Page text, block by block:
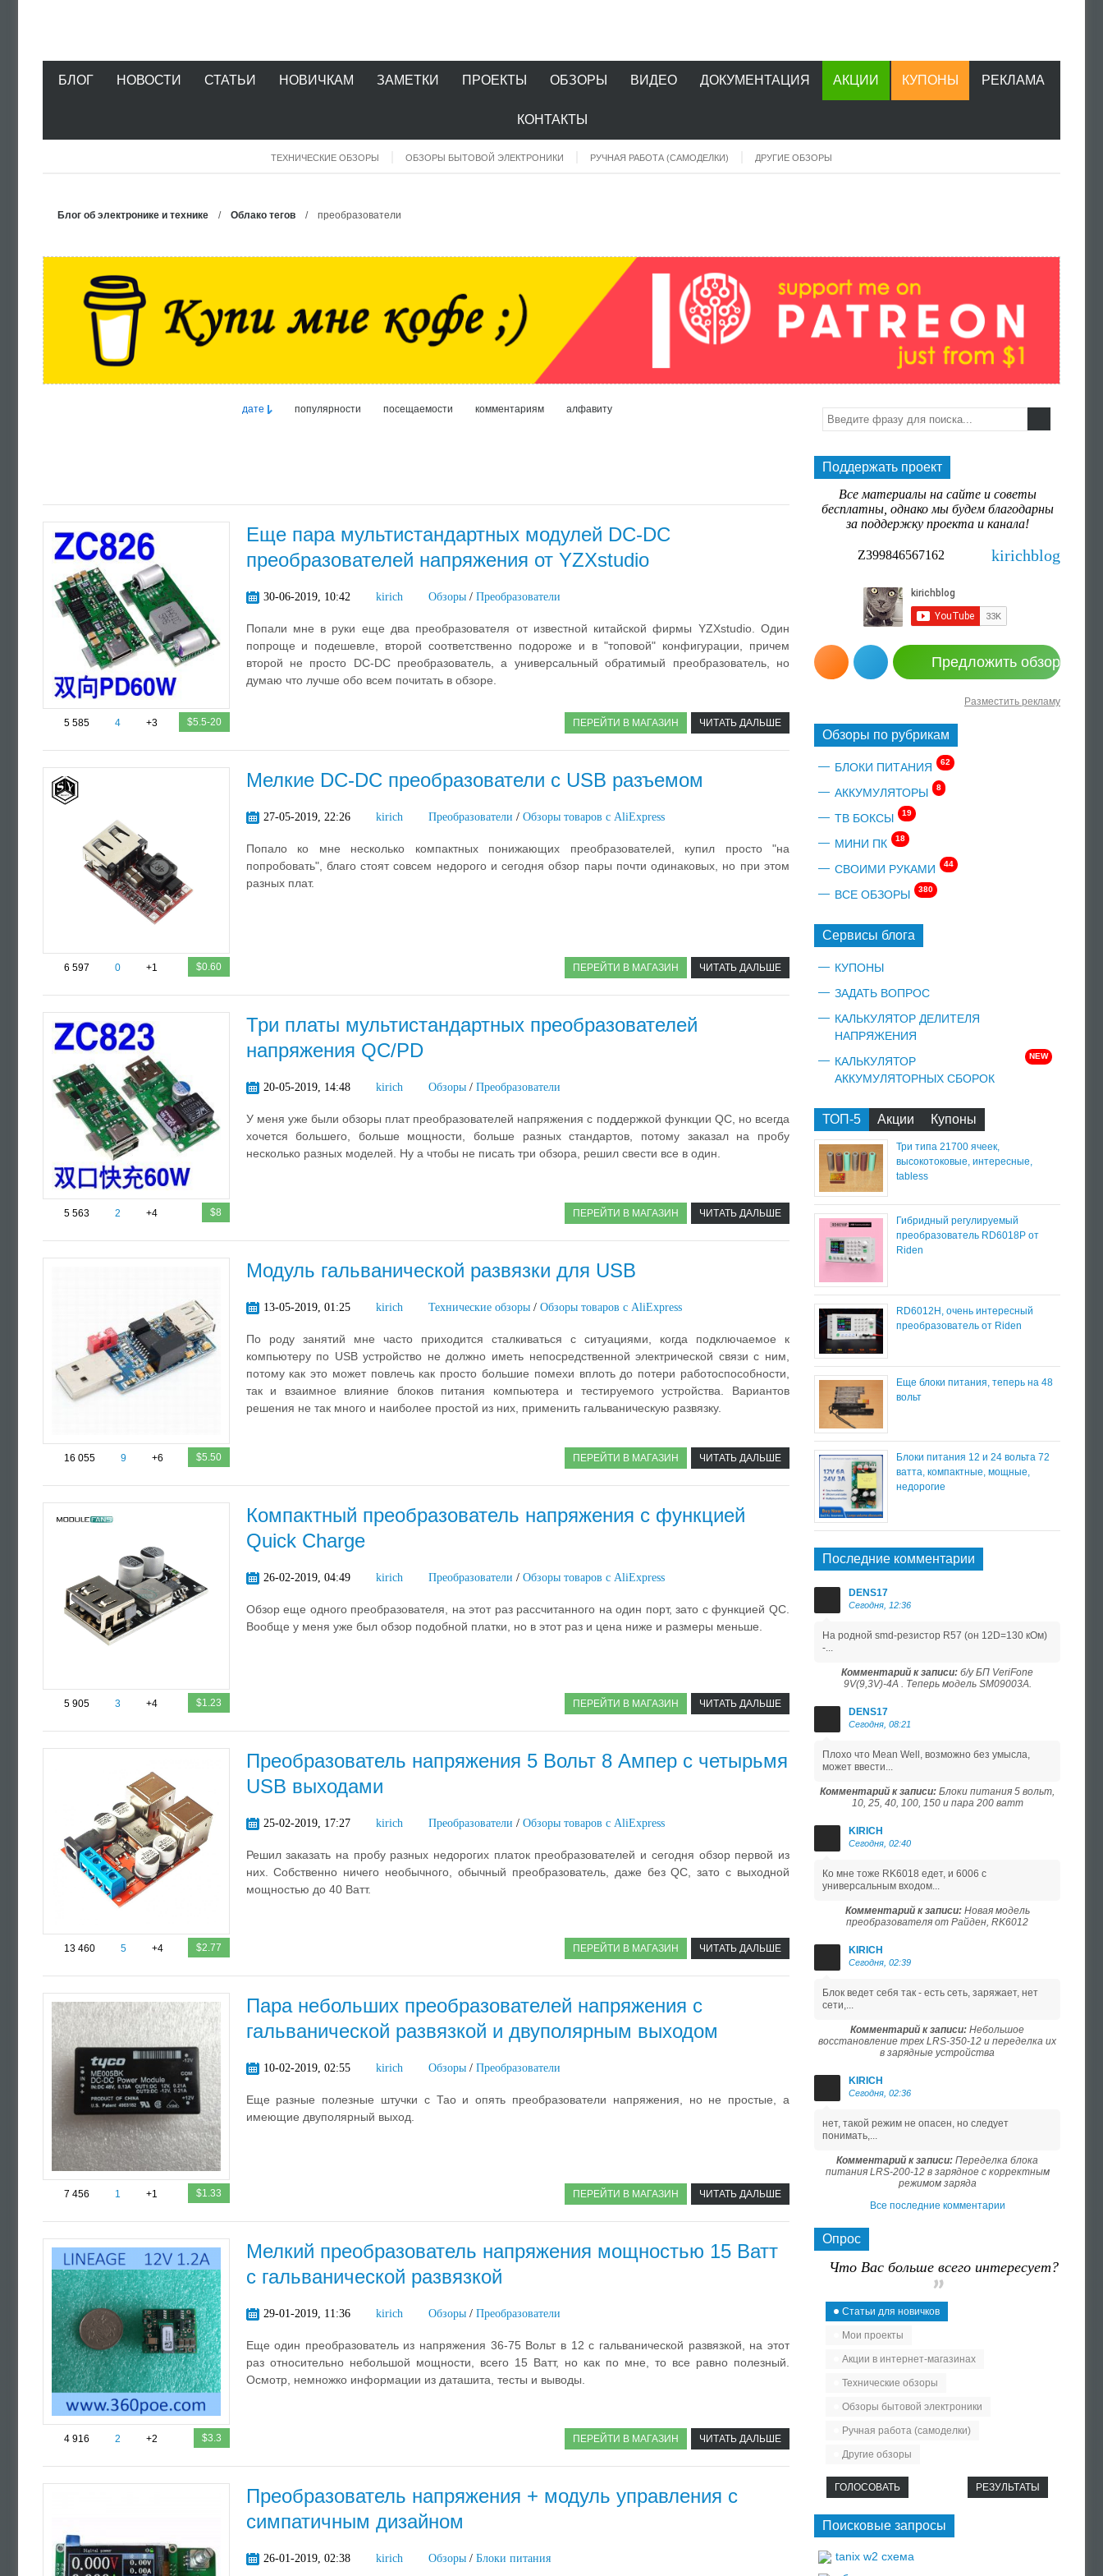
БЛОГ НОВОСТИ СТАТЬИ НОВИЧКАМ ЗАМЕТКИ ПРОЕКТЫ ОБЗОРЫ ВИДЕО ДОКУМЕНТАЦИЯ АКЦИИ КУПОНЫ РЕКЛАМА
КОНТАКТЫ
ТЕХНИЧЕСКИЕ ОБЗОРЫ ОБЗОРЫ БЫТОВОЙ ЭЛЕКТРОНИКИ РУЧНАЯ РАБОТА (САМОДЕЛКИ) ДРУГИЕ ОБЗОРЫ
Блог об электронике и технике / Облако тегов / преобразователи
дате популярности посещаемости комментариям алфавиту
5 585 4 +3 $5.5-20
Еще пара мультистандартных модулей DC-DC
преобразователей напряжения от YZXstudio
30-06-2019, 10:42 kirich Обзоры/ Преобразователи
Попали мне в руки еще два преобразователя от известной китайской фирмы YZXstudio. Один
попроще и подешевле, второй соответственно подороже и в "топовой" конфигурации, причем
второй не просто DC-DC преобразователь, а универсальный обратимый преобразователь, но
думаю что лучше обо всем почитать в обзоре.
ПЕРЕЙТИ В МАГАЗИН ЧИТАТЬ ДАЛЬШЕ
6 597 0 +1 $0.60
Мелкие DC-DC преобразователи с USB разъемом
27-05-2019, 22:26 kirich Преобразователи / Обзоры товаров с AliExpress
Попало ко мне несколько компактных понижающих преобразователей, купил просто "на
попробовать", благо стоят совсем недорого и сегодня обзор пары почти одинаковых, но при этом
разных плат.
ПЕРЕЙТИ В МАГАЗИН ЧИТАТЬ ДАЛЬШЕ
5 563 2 +4 $8
Три платы мультистандартных преобразователей
напряжения QC/PD
20-05-2019, 14:48 kirich Обзоры/ Преобразователи
У меня уже были обзоры плат преобразователей напряжения с поддержкой функции QC, но всегда
хочется большего, больше мощности, больше разных стандартов, потому заказал на пробу
несколько разных моделей. Ну а чтобы не писать три обзора, решил свести все в один.
ПЕРЕЙТИ В МАГАЗИН ЧИТАТЬ ДАЛЬШЕ
16 055 9 +6 $5.50
Модуль гальванической развязки для USB
13-05-2019, 01:25 kirich Технические обзоры/ Обзоры товаров с AliExpress
По роду занятий мне часто приходится сталкиваться с ситуациями, когда подключаемое к
компьютеру по USB устройство не должно иметь непосредственной электрической связи с ним,
потому как это может повлечь как просто большие помехи вплоть до потери работоспособности,
так и взаимное влияние блоков питания компьютера и тестируемого устройства. Вариантов
решения не так много и наиболее простой из них, применить гальваническую развязку.
ПЕРЕЙТИ В МАГАЗИН ЧИТАТЬ ДАЛЬШЕ
5 905 3 +4 $1.23
Компактный преобразователь напряжения с функцией
Quick Charge
26-02-2019, 04:49 kirich Преобразователи / Обзоры товаров с AliExpress
Обзор еще одного преобразователя, на этот раз рассчитанного на один порт, зато с функцией QC.
Вообще у меня уже был обзор подобной платки, но в этот раз и цена ниже и размеры меньше.
ПЕРЕЙТИ В МАГАЗИН ЧИТАТЬ ДАЛЬШЕ
13 460 5 +4 $2.77
Преобразователь напряжения 5 Вольт 8 Ампер с четырьмя
USB выходами
25-02-2019, 17:27 kirich Преобразователи / Обзоры товаров с AliExpress
Решил заказать на пробу разных недорогих платок преобразователей и сегодня обзор первой из
них. Собственно ничего необычного, обычный преобразователь, даже без QC, зато с выходной
мощностью до 40 Ватт.
ПЕРЕЙТИ В МАГАЗИН ЧИТАТЬ ДАЛЬШЕ
7 456 1 +1 $1.33
Пара небольших преобразователей напряжения с
гальванической развязкой и двуполярным выходом
10-02-2019, 02:55 kirich Обзоры/ Преобразователи
Еще разные полезные штучки с Тао и опять преобразователи напряжения, но не простые, а
имеющие двуполярный выход.
ПЕРЕЙТИ В МАГАЗИН ЧИТАТЬ ДАЛЬШЕ
4 916 2 +2 $3.3
Мелкий преобразователь напряжения мощностью 15 Ватт
с гальванической развязкой
29-01-2019, 11:36 kirich Обзоры/ Преобразователи
Еще один преобразователь из напряжения 36-75 Вольт в 12 с гальванической развязкой, на этот
раз относительно небольшой мощности, всего 15 Ватт, но как по мне, то все равно полезный.
Осмотр, немножко информации из даташита, тесты и выводы.
ПЕРЕЙТИ В МАГАЗИН ЧИТАТЬ ДАЛЬШЕ
Преобразователь напряжения + модуль управления с
симпатичным дизайном
26-01-2019, 02:38 kirich Обзоры/ Блоки питания
Поддержать проект
Все материалы на сайте и советы
бесплатны, однако мы будем благодарны
за поддержку проекта и канала!
Z399846567162 kirichblog
Предложить обзор
Разместить рекламу
Обзоры по рубрикам
62
БЛОКИ ПИТАНИЯ
8
АККУМУЛЯТОРЫ
19
ТВ БОКСЫ
18
МИНИ ПК
44
СВОИМИ РУКАМИ
380
ВСЕ ОБЗОРЫ
Сервисы блога
КУПОНЫ
ЗАДАТЬ ВОПРОС
КАЛЬКУЛЯТОР ДЕЛИТЕЛЯ
НАПРЯЖЕНИЯ
NEW
КАЛЬКУЛЯТОР
АККУМУЛЯТОРНЫХ СБОРОК
ТОП-5 Акции Купоны
Три типа 21700 ячеек,
высокотоковые, интересные,
tabless
Гибридный регулируемый
преобразователь RD6018P от
Riden
RD6012H, очень интересный
преобразователь от Riden
Еще блоки питания, теперь на 48
вольт
Блоки питания 12 и 24 вольта 72
ватта, компактные, мощные,
недорогие
Последние комментарии
DENS17
Сегодня, 12:36
На родной smd-резистор R57 (он 12D=130 кОм)
-...
Комментарий к записи: б/у БП VeriFone
9V(9,3V)-4A . Теперь модель SM09003A.
DENS17
Сегодня, 08:21
Плохо что Mean Well, возможно без умысла,
может ввести...
Комментарий к записи: Блоки питания 5 вольт,
10, 25, 40, 100, 150 и пара 200 ватт
KIRICH
Сегодня, 02:40
Ко мне тоже RK6018 едет, и 6006 с
универсальным входом...
Комментарий к записи:Новая модель
преобразователя от Райден, RK6012
KIRICH
Сегодня, 02:39
Блок ведет себя так - есть сеть, заряжает, нет
сети,...
Комментарий к записи: Небольшое
восстановление трех LRS-350-12 и переделка их
в зарядные устройства
KIRICH
Сегодня, 02:36
нет, такой режим не опасен, но следует
понимать,...
Комментарий к записи: Переделка блока
питания LRS-200-12 в зарядное с корректным
режимом заряда
Все последние комментарии
Опрос
Что Вас больше всего интересует?
Статьи для новичков
Мои проекты
Акции в интернет-магазинах
Технические обзоры
Обзоры бытовой электроники
Ручная работа (самоделки)
Другие обзоры
ГОЛОСОВАТЬ РЕЗУЛЬТАТЫ
Поисковые запросы
tanix w2 схема